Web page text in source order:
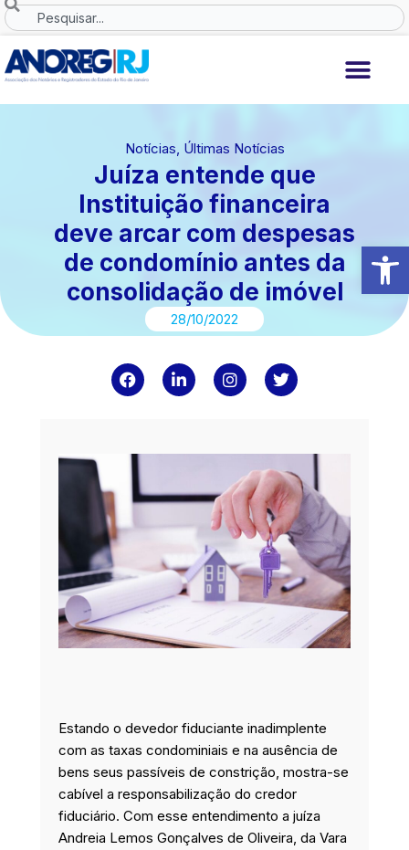
Abrir
Ir
o
Search
Notícias, Últimas Notícias
Juíza entende que
Instituição financeira
deve arcar com despesas
de condomínio antes da
consolidação de imóvel
28/10/2022
F
a
o
o
L
i
d
I
n
g
a
m
T
w
e
r
Estando o devedor fiduciante inadimplente
com as taxas condominiais e na ausência de
bens seus passíveis de constrição, mostra-se
cabível a responsabilização do credor
fiduciário. Com esse entendimento a juíza
Andreia Lemos Gonçalves de Oliveira, da Vara